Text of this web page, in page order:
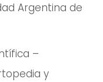
Argentina de
–
y